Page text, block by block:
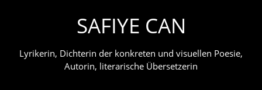
SAFIYE CAN
Lyrikerin, Dichterin der konkreten und visuellen Poesie,
Autorin, literarische Übersetzerin